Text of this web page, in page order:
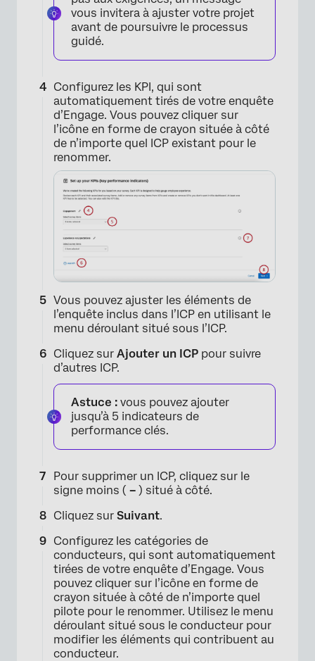
×
×
vous invitera à ajuster votre projet
avant de poursuivre le processus
guidé.
Configurez les KPI, qui sont
automatiquement tirés de votre enquête
d’Engage. Vous pouvez cliquer sur
l’icône en forme de crayon située à côté
de n’importe quel ICP existant pour le
renommer.
Vous pouvez ajuster les éléments de
l’enquête inclus dans l’ICP en utilisant le
menu déroulant situé sous l’ICP.
Cliquez sur Ajouter un ICP pour suivre
d’autres ICP.
Astuce : vous pouvez ajouter
jusqu’à 5 indicateurs de
performance clés.
Pour supprimer un ICP, cliquez sur le
signe moins ( – ) situé à côté.
Cliquez sur Suivant.
Configurez les catégories de
conducteurs, qui sont automatiquement
tirées de votre enquête d’Engage. Vous
pouvez cliquer sur l’icône en forme de
crayon située à côté de n’importe quel
pilote pour le renommer. Utilisez le menu
déroulant situé sous le conducteur pour
modifier les éléments qui contribuent au
conducteur.